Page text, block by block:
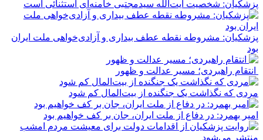
پزشکیان: شخصیت آیت‌الله سیدمجتبی خامنه‌ای استثنائی است
پزشکیان: مشروطه نقطه عطف بیداری و آزادی‌خواهی ملت ایران
بود
انتقام راهبردی؛ مسیر عدالت و ظهور
مردی که نگذاشت یک جنگنده از بیت‌المال کم شود
امیر بهمرد: در دفاع از ملت ایران، جان بر کف خواهیم بود